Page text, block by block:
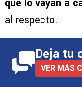
que lo vayan a
al respecto.
Deja tu
VER MÁS